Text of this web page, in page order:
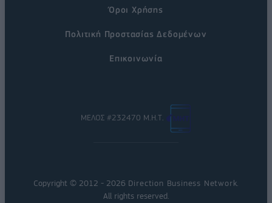
Όροι Χρήσης
Πολιτική Προστασίας Δεδομένων
Επικοινωνία
ΜΕΛΟΣ #232470 Μ.Η.Τ.
Copyright © 2012 - 2026 Direction Business Network
All rights reserved.